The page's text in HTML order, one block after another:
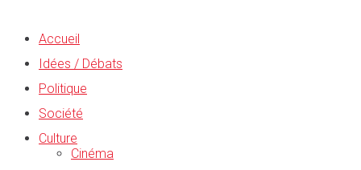
Accueil
Idées / Débats
Politique
Société
Culture
Cinéma